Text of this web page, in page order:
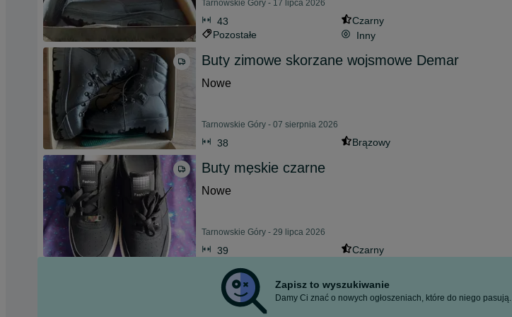
Tarnowskie Góry - 17 lipca 2026
43
Czarny
Pozostałe
Inny
Buty zimowe skorzane wojsmowe Demar
Nowe
Tarnowskie Góry - 07 sierpnia 2026
38 Brązowy
Buty męskie czarne
Nowe
Tarnowskie Góry - 29 lipca 2026
39 Czarny
Zapisz to wyszukiwanie
Damy Ci znać o nowych ogłoszeniach, które do niego pasują.